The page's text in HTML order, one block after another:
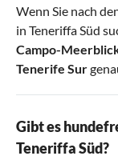
Wenn Sie nach
in Teneriffa Süd
Campo-
Tenerife Sur
Gibt es
Teneriffa Süd?